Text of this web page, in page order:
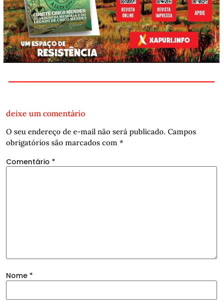
deixe um comentário
O seu endereço de e-mail não será publicado. Campos
obrigatórios são marcados com *
Comentário *
Nome *